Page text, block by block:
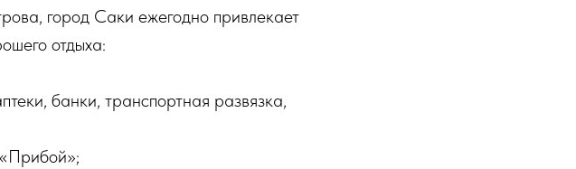
город Саки ежегодно привлекает
отдыха:
банки, транспортная развязка,